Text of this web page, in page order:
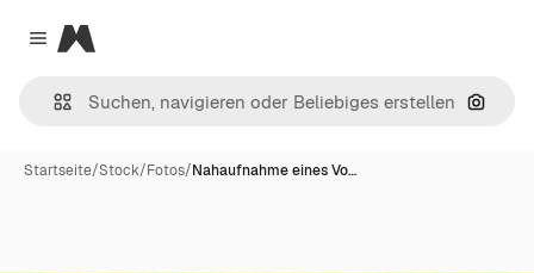
Close menu
Magnific
Nach
Startseite/Stock/Fotos/Nahaufnahme eines Vo…